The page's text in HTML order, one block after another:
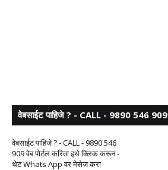
वेबसाईट पाहिजे ? - CALL - 9890 546 909
वेबसाईट पाहिजे ? - CALL - 9890 546
909 वेब पोर्टल करिता इथे क्लिक करून -
थेट Whats App वर मेसेज करा